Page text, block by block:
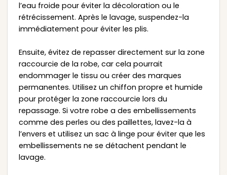
l’eau froide pour éviter la décoloration ou le
rétrécissement. Après le lavage, suspendez-la
immédiatement pour éviter les plis.
Ensuite, évitez de repasser directement sur la zone
raccourcie de la robe, car cela pourrait
endommager le tissu ou créer des marques
permanentes. Utilisez un chiffon propre et humide
pour protéger la zone raccourcie lors du
repassage. Si votre robe a des embellissements
comme des perles ou des paillettes, lavez-la à
l’envers et utilisez un sac à linge pour éviter que les
embellissements ne se détachent pendant le
lavage.